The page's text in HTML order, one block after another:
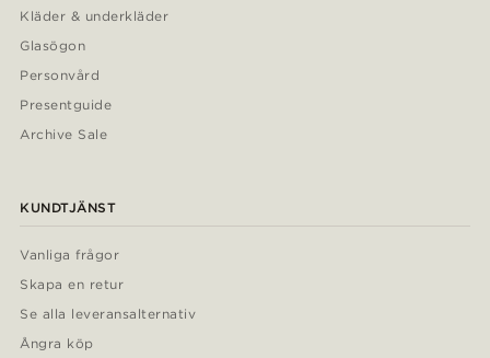
Kläder & underkläder
Glasögon
Personvård
Presentguide
Archive Sale
KUNDTJÄNST
Vanliga frågor
Skapa en retur
Se alla leveransalternativ
Ångra köp